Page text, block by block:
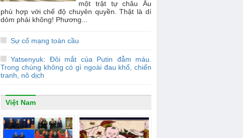
một trật tự châu Âu
phù hợp với chế độ chuyên quyền. Thật là dí
dỏm phải không! Phương...
Sự cố mạng toàn cầu
Yatsenyuk: Đôi mắt của Putin đẫm máu.
Trong chúng không có gì ngoài đau khổ, chiến
tranh, nô dịch
Việt Nam